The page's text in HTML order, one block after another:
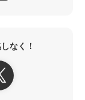
なく！